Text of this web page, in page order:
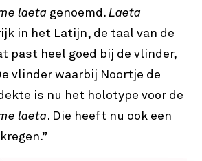
laeta genoemd.Laeta
in het Latijn, de taal van de
past heel goed bij de vlinder,
vlinder waarbij Noortje de
is nu het holotype voor de
laeta. Die heeft nu ook een